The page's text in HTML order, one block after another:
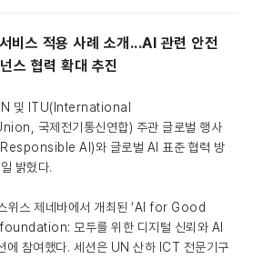
비스 적용 사례 소개...AI 관련 안전
스 협력 확대 추진
및 ITU(International
국제전기통신연합) 주관 글로벌 행사
AI)와 글로벌 AI 표준 협력 방
밝혔다.
위스 제네바에서 개최된 ‘AI for Good
모두를 위한 디지털 신뢰와 AI
에 참여했다. 세션은 UN 산하 ICT 전문기구